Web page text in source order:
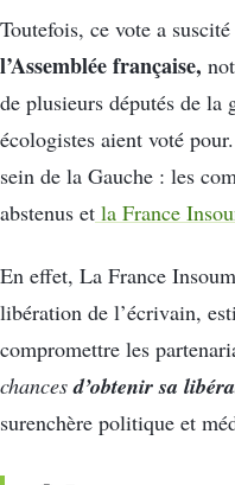
Toutefois, ce vote a suscité
l’Assemblée française,
de plusieurs députés de la
écologistes aient voté
sein de la Gauche : les
abstenus et la France
En effet, La France
libération de l’écrivain,
compromettre les
chancesd’obtenir sa
surenchère politique et